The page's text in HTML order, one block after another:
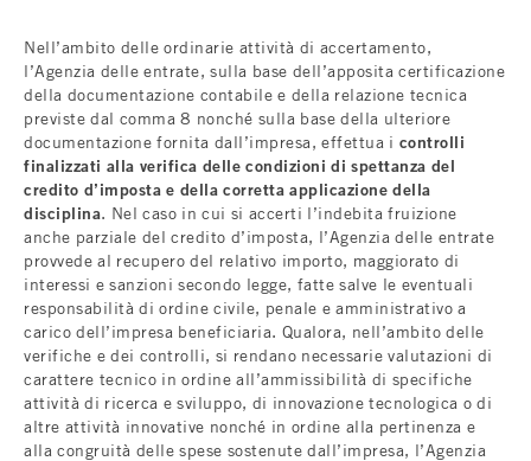
Nell’ambito delle ordinarie attività di accertamento,
l’Agenzia delle entrate, sulla base dell’apposita certificazione
della documentazione contabile e della relazione tecnica
previste dal comma 8 nonché sulla base della ulteriore
documentazione fornita dall’impresa, effettua i controlli
finalizzati alla verifica delle condizioni di spettanza del
credito d’imposta e della corretta applicazione della
disciplina. Nel caso in cui si accerti l’indebita fruizione
anche parziale del credito d’imposta, l’Agenzia delle entrate
provvede al recupero del relativo importo, maggiorato di
interessi e sanzioni secondo legge, fatte salve le eventuali
responsabilità di ordine civile, penale e amministrativo a
carico dell’impresa beneficiaria. Qualora, nell’ambito delle
verifiche e dei controlli, si rendano necessarie valutazioni di
carattere tecnico in ordine all’ammissibilità di specifiche
attività di ricerca e sviluppo, di innovazione tecnologica o di
altre attività innovative nonché in ordine alla pertinenza e
alla congruità delle spese sostenute dall’impresa, l’Agenzia